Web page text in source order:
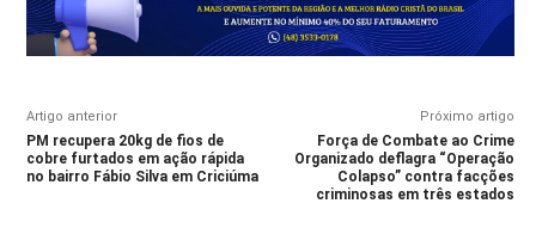
Artigo anterior
PM recupera 20kg de fios de
cobre furtados em ação rápida
no bairro Fábio Silva em Criciúma
Próximo artigo
Força de Combate ao Crime
Organizado deflagra “Operação
Colapso” contra facções
criminosas em três estados